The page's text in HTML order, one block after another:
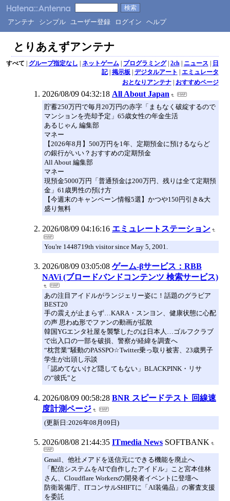
アンテナ シンプル ユーザー登録 ログイン ヘルプ
とりあえずアンテナ
すべて | グループ指定なし | ネットゲーム| プログラミング| 2ch| ニュース | 日
記| 掲示板| デジタルアート | エミュレータ
おとなりアンテナ| おすすめページ
2026/08/09 04:32:18 All About Japan
貯蓄250万円で毎月20万円の赤字「まもなく破綻するので
マンションを売却予定」65歳女性の年金生活
あるじゃん 編集部
マネー
【2026年8月】500万円を1年、定期預金に預けるならど
の銀行がいい？おすすめの定期預金
All About 編集部
マネー
現預金5000万円「普通預金は200万円、残りは全て定期預
金」61歳男性の預け方
【今週末のキャンペーン情報5選】かつや150円引き&大
盛り無料
2026/08/09 04:16:16 エミュレートステーション
You're 1448719th visitor since May 5, 2001.
2026/08/09 03:05:08 ゲーム-βサービス：RBB
NAVi (ブロードバンドコンテンツ 検索サービス)
あの注目アイドルがランジェリー姿に！話題のグラビア
BEST20
手の震えが止まらず…KARA・スンヨン、健康状態に心配
の声 思わぬ形でファンの動画が拡散
韓国YGエンタ社屋を襲撃したのは日本人…ゴルフクラブ
で出入口の一部を破損、警察が経緯を調査へ
“枕営業”騒動のPASSPO☆Twitter乗っ取り被害、23歳男子
学生が出頭し示談
「認めてないけど隠してもない」BLACKPINK・リサ
の“彼氏”と
2026/08/09 00:58:28 BNR スピードテスト 回線速
度計測ページ
(更新日:2026年08月09日)
2026/08/08 21:44:35 ITmedia News SOFTBANK
Gmail、他社メアドを送信元にできる機能を廃止へ
「配信システムをAIで自作したアイドル」こと宮本佳林
さん、Cloudflare Workersの開発者イベントに登壇へ
防衛装備庁、ITコンサルSHIFTに「AI装備品」の審査支援
を委託